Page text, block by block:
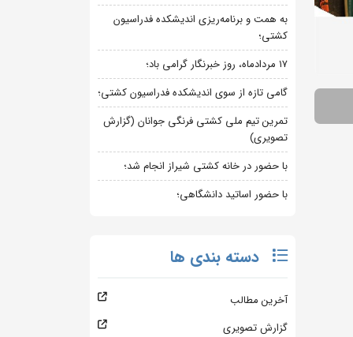
به همت و برنامه‌ریزی اندیشکده فدراسیون
کشتی؛
۱۷ مردادماه، روز خبرنگار گرامی باد؛
گامی تازه از سوی اندیشکده فدراسیون کشتی؛
تمرین تیم ملی کشتی فرنگی جوانان (گزارش
تصویری)
با حضور در خانه کشتی شیراز انجام شد؛
با حضور اساتید دانشگاهی؛
دسته بندی ها
آخرین مطالب
گزارش تصویری